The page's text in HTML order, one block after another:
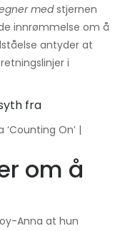
medstjernen
innrømmelse om å
antyder at
i
On’ |
om å
Anna at hun